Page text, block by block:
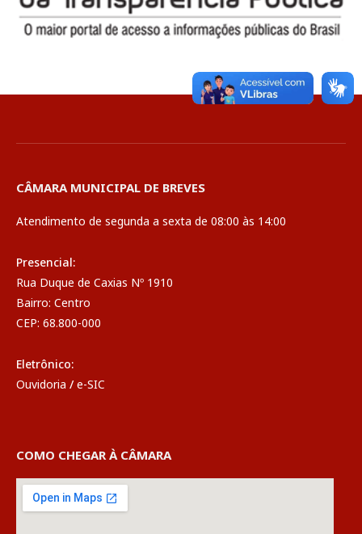
CÂMARA MUNICIPAL DE BREVES
Atendimento de segunda a sexta de 08:00 às 14:00
Presencial:
Rua Duque de Caxias Nº 1910
Bairro: Centro
CEP: 68.800-000
Eletrônico:
Ouvidoria / e-SIC
COMO CHEGAR À CÂMARA